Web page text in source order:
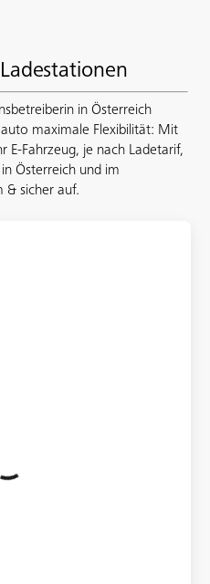
in Österreich
maximale Flexibilität: Mit
E-Fahrzeug, je nach Ladetarif,
in Österreich und im
& sicher auf.